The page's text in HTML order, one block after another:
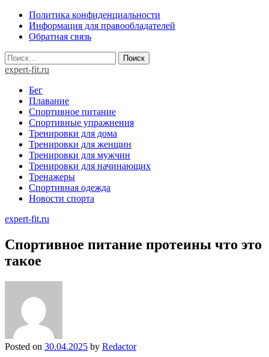
Skip
content
Политика конфиденциальности
Информация для правообладателей
Обратная связь
Найти:
expert-fit.ru
Бег
Плавание
Спортивное питание
Спортивные упражнения
Тренировки для дома
Тренировки для женщин
Тренировки для мужчин
Тренировки для начинающих
Тренажеры
Спортивная одежда
Новости спорта
expert-fit.ru
Спортивное питание протеины что это
такое
Posted on 30.04.2025 by Redactor